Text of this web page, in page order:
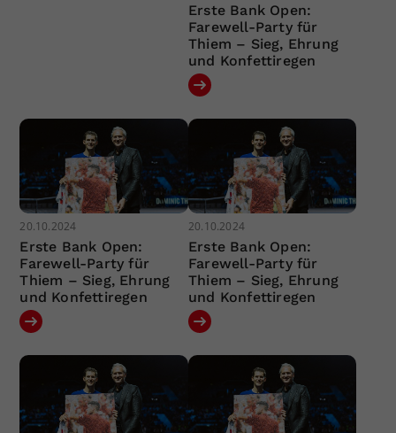
Erste Bank Open:
Farewell-Party für
Thiem – Sieg, Ehrung
und Konfettiregen
20.10.2024
Erste Bank Open:
Farewell-Party für
Thiem – Sieg, Ehrung
und Konfettiregen
20.10.2024
Erste Bank Open:
Farewell-Party für
Thiem – Sieg, Ehrung
und Konfettiregen